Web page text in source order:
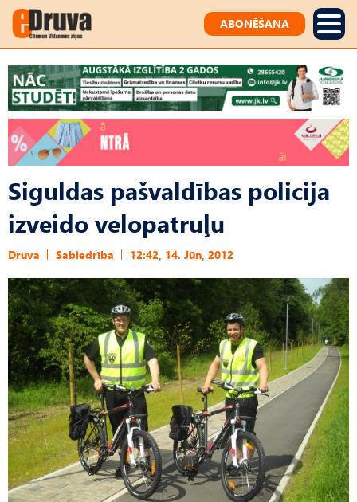
ABONĒŠANA
Siguldas pašvaldības policija
izveido velopatruļu
Druva Sabiedrība 12:42, 14. Jūn, 2012